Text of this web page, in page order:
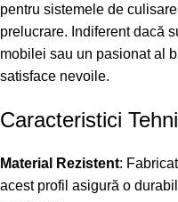
pentru sistemele de
prelucrare. Indiferent dacă
mobilei sau un pasionat al
satisface nevoile.
Caracteristici
Material Rezistent:
acest profil asigură o